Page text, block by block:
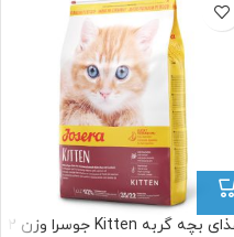
غذای بچه گربه Kitten جوسرا وزن 2